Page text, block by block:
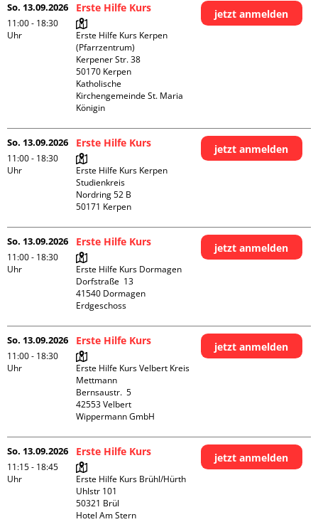
So. 13.09.2026
11:00 - 18:30
Uhr
Erste Hilfe Kurs
Erste Hilfe Kurs Kerpen
(Pfarrzentrum)
Kerpener Str. 38
50170 Kerpen
Katholische
Kirchengemeinde St. Maria
Königin
jetzt anmelden
So. 13.09.2026
11:00 - 18:30
Uhr
Erste Hilfe Kurs
Erste Hilfe Kurs Kerpen
Studienkreis
Nordring 52 B
jetzt anmelden
So. 13.09.2026
11:00 - 18:30
Uhr
Erste Hilfe Kurs
Erste Hilfe Kurs Dormagen
Dorfstraße  13
41540 Dormagen
Erdgeschoss
jetzt anmelden
So. 13.09.2026
11:00 - 18:30
Uhr
Erste Hilfe Kurs
Erste Hilfe Kurs Velbert Kreis
Mettmann
Bernsaustr.  5
42553 Velbert
Wippermann GmbH
jetzt anmelden
So. 13.09.2026
11:15 - 18:45
Uhr
Erste Hilfe Kurs
Erste Hilfe Kurs Brühl/Hürth
Uhlstr 101
50321 Brül
Hotel Am Stern
jetzt anmelden